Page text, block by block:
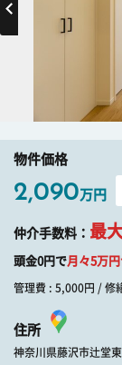
物件価格
2,090万円
仲介手数料： 最
頭金0円で月々5万円
管理費 : 5,000円 / 修
住所
神奈川県藤沢市辻堂